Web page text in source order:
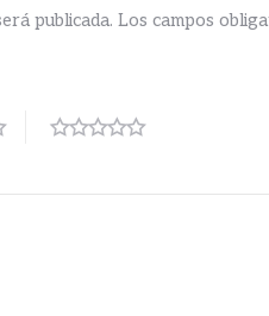
publicada. Los campos